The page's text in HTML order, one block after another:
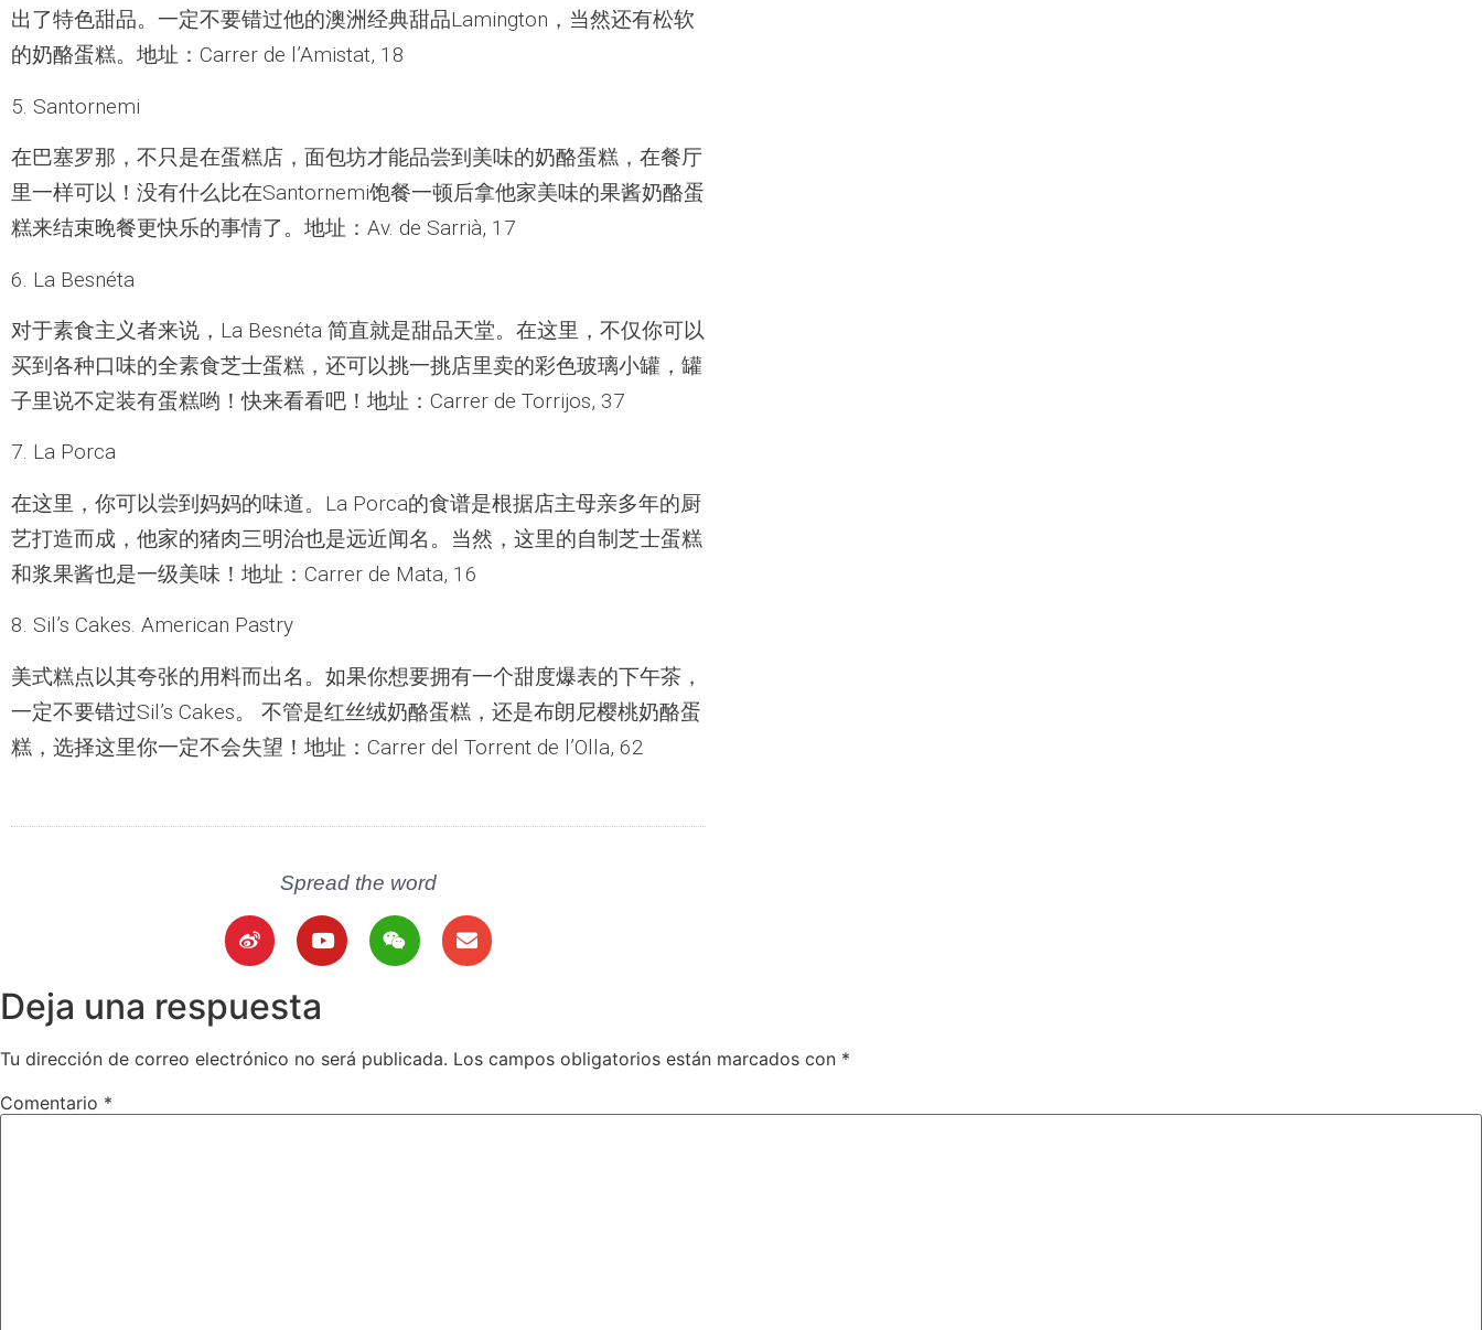
出了特色甜品。一定不要错过他的澳洲经典甜品Lamington，当然还有松软
的奶酪蛋糕。地址：Carrer de l’Amistat, 18
5. Santornemi
在巴塞罗那，不只是在蛋糕店，面包坊才能品尝到美味的奶酪蛋糕，在餐厅
里一样可以！没有什么比在Santornemi饱餐一顿后拿他家美味的果酱奶酪蛋
糕来结束晚餐更快乐的事情了。地址：Av. de Sarrià, 17
6. La Besnéta
对于素食主义者来说，La Besnéta 简直就是甜品天堂。在这里，不仅你可以
买到各种口味的全素食芝士蛋糕，还可以挑一挑店里卖的彩色玻璃小罐，罐
子里说不定装有蛋糕哟！快来看看吧！地址：Carrer de Torrijos, 37
7. La Porca
在这里，你可以尝到妈妈的味道。La Porca的食谱是根据店主母亲多年的厨
艺打造而成，他家的猪肉三明治也是远近闻名。当然，这里的自制芝士蛋糕
和浆果酱也是一级美味！地址：Carrer de Mata, 16
8. Sil’s Cakes. American Pastry
美式糕点以其夸张的用料而出名。如果你想要拥有一个甜度爆表的下午茶，
一定不要错过Sil’s Cakes。 不管是红丝绒奶酪蛋糕，还是布朗尼樱桃奶酪蛋
糕，选择这里你一定不会失望！地址：Carrer del Torrent de l’Olla, 62
Spread the word
Deja una respuesta
Tu dirección de correo electrónico no será publicada. Los campos obligatorios están marcados con *
Comentario *